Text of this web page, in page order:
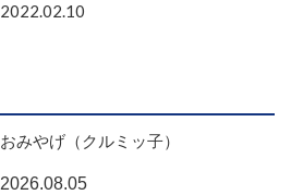
2022.02.10
おみやげ（クルミッ子）
2026.08.05